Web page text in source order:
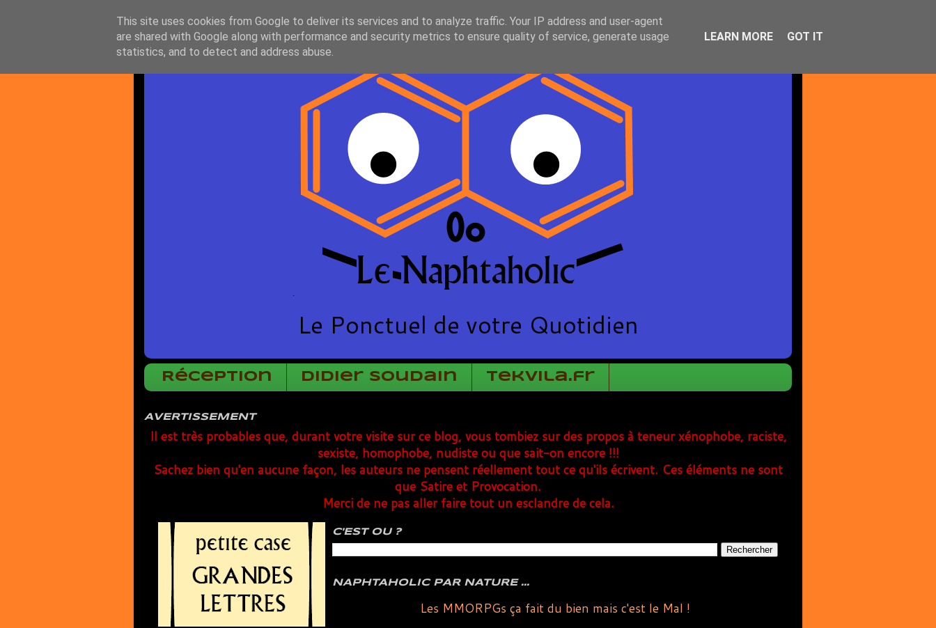
Le Ponctuel de votre Quotidien
Réception Didier Soudain TekVila.fr
AVERTISSEMENT
Il est très probables que, durant votre visite sur ce blog, vous tombiez sur des propos à teneur xénophobe, raciste,
sexiste, homophobe, nudiste ou que sait-on encore !!!
Sachez bien qu'en aucune façon, les auteurs ne pensent réellement tout ce qu'ils écrivent. Ces éléments ne sont
que Satire et Provocation.
Merci de ne pas aller faire tout un esclandre de cela.
C'EST OU ?
NAPHTAHOLIC PAR NATURE ...
Les MMORPGs ça fait du bien mais c'est le Mal !
This site uses cookies from Google to deliver its services and to analyze traffic. Your IP address and user-agent
are shared with Google along with performance and security metrics to ensure quality of service, generate usage
statistics, and to detect and address abuse.
LEARN MORE GOT IT